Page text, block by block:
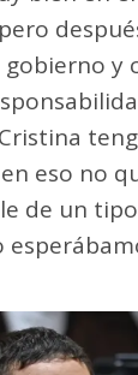
y
eso no
de un